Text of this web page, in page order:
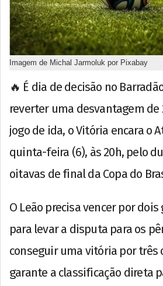
Imagem de Michal Jarmoluk por Pixabay
🔥 É dia de decisão no
reverter uma desvantagem de
jogo de ida, o Vitória encara o
quinta-feira (6), às 20h, pelo
oitavas de final da Copa do
O Leão precisa vencer por
para levar a disputa para os
conseguir uma vitória por três
garante a classificação direta